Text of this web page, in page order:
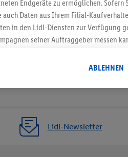
Lidl-Newsletter
Endgeräte zu ermöglichen. Sofern
Daten aus Ihrem Filial-
in den Lidl-Diensten zur Verfügung
seiner Auftraggeber messen
von Daten (z.B.
aus Ihrem Kundenkonto - z.B.
Endgeräte und Lidl-Dienste
zur Entwicklung von
ABLEHNEN